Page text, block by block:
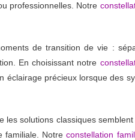
professionnelles. Notre
de transition de vie :
En choisissant notre
précieux lorsque des
les solutions classiques
familiale. Notreconstellation